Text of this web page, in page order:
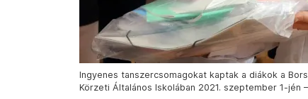
Ingyenes tanszercsomagokat kaptak a diákok a
Körzeti Általános Iskolában 2021. szeptember 1-jén